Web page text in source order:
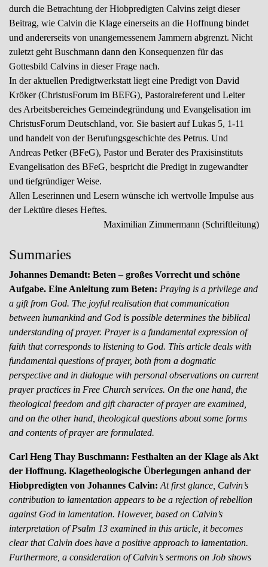
durch die Betrachtung der Hiobpredigten Calvins zeigt dieser
Beitrag, wie Calvin die Klage einerseits an die Hoffnung bindet
und andererseits von unangemessenem Jammern abgrenzt. Nicht
zuletzt geht Buschmann dann den Konsequenzen für das
Gottesbild Calvins in dieser Frage nach.
In der aktuellen Predigtwerkstatt liegt eine Predigt von David
Kröker (ChristusForum im BEFG), Pastoralreferent und Leiter
des Arbeitsbereiches Gemeindegründung und Evangelisation im
ChristusForum Deutschland, vor. Sie basiert auf Lukas 5, 1-11
und handelt von der Berufungsgeschichte des Petrus. Und
Andreas Petker (BFeG), Pastor und Berater des Praxisinstituts
Evangelisation des BFeG, bespricht die Predigt in zugewandter
und tiefgründiger Weise.
Allen Leserinnen und Lesern wünsche ich wertvolle Impulse aus
der Lektüre dieses Heftes.
Maximilian Zimmermann (Schriftleitung)
Summaries
Johannes Demandt: Beten – großes Vorrecht und schöne
Aufgabe. Eine Anleitung zum Beten: Praying is a privilege and
a gift from God. The joyful realisation that communication
between humankind and God is possible determines the biblical
understanding of prayer. Prayer is a fundamental expression of
faith that corresponds to listening to God. This article deals with
fundamental questions of prayer, both from a dogmatic
perspective and in dialogue with personal observations on current
prayer practices in Free Church services. On the one hand, the
theological freedom and gift character of prayer are examined,
and on the other hand, theological questions about some forms
and contents of prayer are formulated.
Carl Heng Thay Buschmann: Festhalten an der Klage als Akt
der Hoffnung. Klagetheologische Überlegungen anhand der
Hiobpredigten von Johannes Calvin: At first glance, Calvin’s
contribution to lamentation appears to be a rejection of rebellion
against God in lamentation. However, based on Calvin’s
interpretation of Psalm 13 examined in this article, it becomes
clear that Calvin does have a positive approach to lamentation.
Furthermore, a consideration of Calvin’s sermons on Job shows